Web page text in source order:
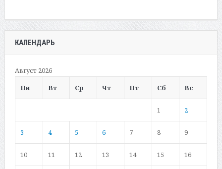
КАЛЕНДАРЬ
Август 2026
Пн
Вт Ср Чт Пт Сб Вс
1 2
3 4 5 6 7 8 9
10 11 12 13 14 15 16